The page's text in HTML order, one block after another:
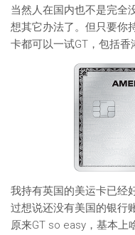
当然人在国内也不是完全
想其它办法了。但只要你
卡都可以一试GT，包括香
我持有英国的美运卡已经
过想说还没有美国的银行
原来GT so easy，基本上